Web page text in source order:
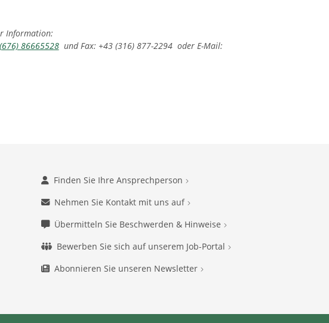
Information:
86665528und Fax: +43 (316) 877-2294 oder E-Mail:
Finden Sie Ihre Ansprechperson
Nehmen Sie Kontakt mit uns auf
Übermitteln Sie Beschwerden & Hinweise
Bewerben Sie sich auf unserem Job-Portal
Abonnieren Sie unseren Newsletter